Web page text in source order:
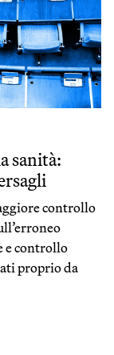
sanità:
controllo
e controllo
proprio da